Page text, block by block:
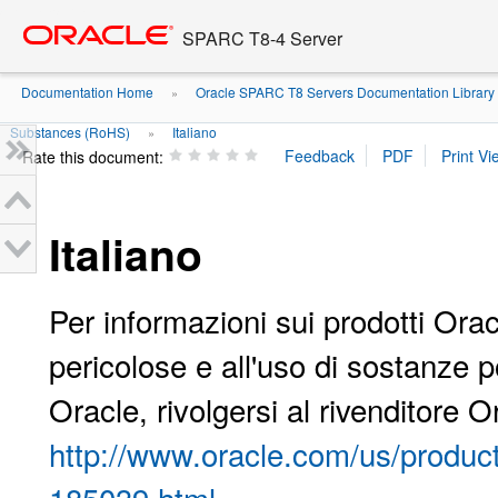
content
SPARC T8-4 Server
Documentation Home » Oracle SPARC T8 Servers Documentation Library
Substances (RoHS) » Italiano
Rate this document:
Italiano
Per informazioni sui prodotti
pericolose e all'uso di sostanze
Oracle, rivolgersi al rivenditore
http://www.oracle.com/us/